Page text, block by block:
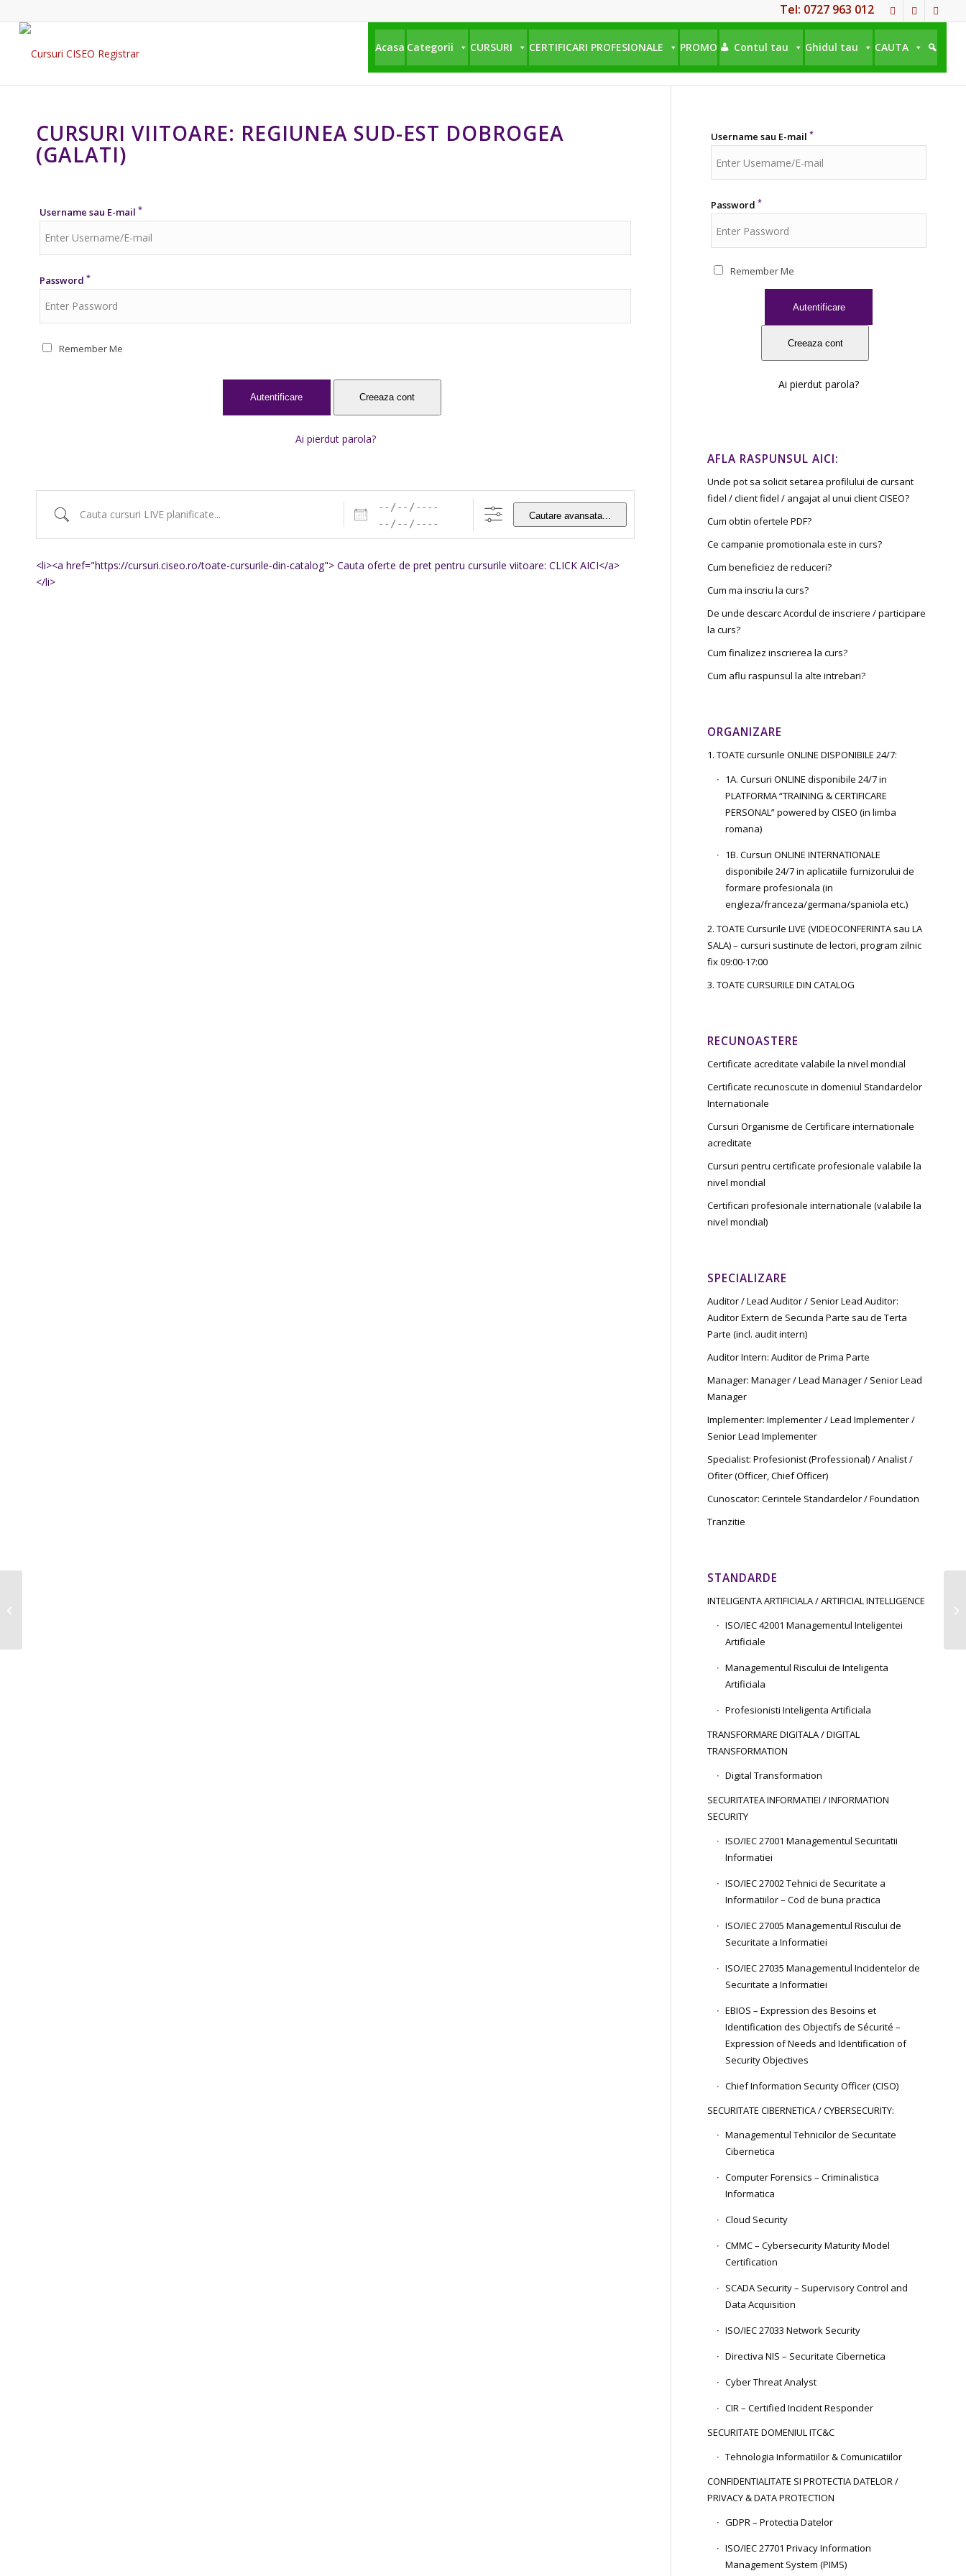
Tel: 0727 963 012
Acasa Categorii CURSURI CERTIFICARI PROFESIONALE PROMO Contul tau Ghidul tau CAUTA
CURSURI VIITOARE: REGIUNEA SUD-EST DOBROGEA
(GALATI)
Username sau E-mail *
Password *
Remember Me
Ai pierdut parola?
Cautare avansata...
<li><a href="https://cursuri.ciseo.ro/toate-cursurile-din-catalog"> Cauta oferte de pret pentru cursurile viitoare: CLICK AICI</a>
</li>
Username sau E-mail *
Password *
Remember Me
Ai pierdut parola?
AFLA RASPUNSUL AICI:
Unde pot sa solicit setarea profilului de cursant
fidel / client fidel / angajat al unui client CISEO?
Cum obtin ofertele PDF?
Ce campanie promotionala este in curs?
Cum beneficiez de reduceri?
Cum ma inscriu la curs?
De unde descarc Acordul de inscriere / participare
la curs?
Cum finalizez inscrierea la curs?
Cum aflu raspunsul la alte intrebari?
ORGANIZARE
1. TOATE cursurile ONLINE DISPONIBILE 24/7:
1A. Cursuri ONLINE disponibile 24/7 in
PLATFORMA “TRAINING & CERTIFICARE
PERSONAL” powered by CISEO (in limba
romana)
1B. Cursuri ONLINE INTERNATIONALE
disponibile 24/7 in aplicatiile furnizorului de
formare profesionala (in
engleza/franceza/germana/spaniola etc.)
2. TOATE Cursurile LIVE (VIDEOCONFERINTA sau LA
SALA) – cursuri sustinute de lectori, program zilnic
fix 09:00-17:00
3. TOATE CURSURILE DIN CATALOG
RECUNOASTERE
Certificate acreditate valabile la nivel mondial
Certificate recunoscute in domeniul Standardelor
Internationale
Cursuri Organisme de Certificare internationale
acreditate
Cursuri pentru certificate profesionale valabile la
nivel mondial
Certificari profesionale internationale (valabile la
nivel mondial)
SPECIALIZARE
Auditor / Lead Auditor / Senior Lead Auditor:
Auditor Extern de Secunda Parte sau de Terta
Parte (incl. audit intern)
Auditor Intern: Auditor de Prima Parte
Manager: Manager / Lead Manager / Senior Lead
Manager
Implementer: Implementer / Lead Implementer /
Senior Lead Implementer
Specialist: Profesionist (Professional) / Analist /
Ofiter (Officer, Chief Officer)
Cunoscator: Cerintele Standardelor / Foundation
Tranzitie
STANDARDE
INTELIGENTA ARTIFICIALA / ARTIFICIAL INTELLIGENCE
ISO/IEC 42001 Managementul Inteligentei
Artificiale
Managementul Riscului de Inteligenta
Artificiala
Profesionisti Inteligenta Artificiala
TRANSFORMARE DIGITALA / DIGITAL
TRANSFORMATION
Digital Transformation
SECURITATEA INFORMATIEI / INFORMATION
SECURITY
ISO/IEC 27001 Managementul Securitatii
Informatiei
ISO/IEC 27002 Tehnici de Securitate a
Informatiilor – Cod de buna practica
ISO/IEC 27005 Managementul Riscului de
Securitate a Informatiei
ISO/IEC 27035 Managementul Incidentelor de
Securitate a Informatiei
EBIOS – Expression des Besoins et
Identification des Objectifs de Sécurité –
Expression of Needs and Identification of
Security Objectives
Chief Information Security Officer (CISO)
SECURITATE CIBERNETICA / CYBERSECURITY:
Managementul Tehnicilor de Securitate
Cibernetica
Computer Forensics – Criminalistica
Informatica
Cloud Security
CMMC – Cybersecurity Maturity Model
Certification
SCADA Security – Supervisory Control and
Data Acquisition
ISO/IEC 27033 Network Security
Directiva NIS – Securitate Cibernetica
Cyber Threat Analyst
CIR – Certified Incident Responder
SECURITATE DOMENIUL ITC&C
Tehnologia Informatiilor & Comunicatiilor
CONFIDENTIALITATE SI PROTECTIA DATELOR /
PRIVACY & DATA PROTECTION
GDPR – Protectia Datelor
ISO/IEC 27701 Privacy Information
Management System (PIMS)